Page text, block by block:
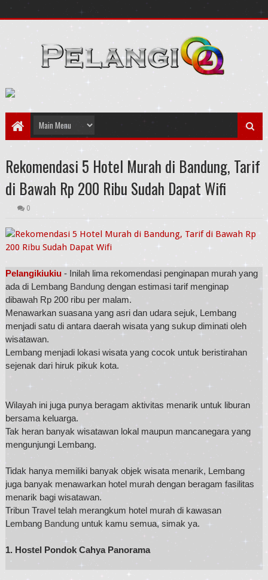
Rekomendasi 5 Hotel Murah di Bandung, Tarif
di Bawah Rp 200 Ribu Sudah Dapat Wifi
0
Pelangikiukiu - Inilah lima rekomendasi penginapan murah yang
ada di Lembang Bandungdengan estimasi tarif menginap
dibawah Rp 200 ribu per malam.
Menawarkan suasana yang asri dan udara sejuk, Lembang
menjadi satu di antara daerah wisata yang sukup diminati oleh
wisatawan.
Lembang menjadi lokasi wisata yang cocok untuk beristirahan
sejenak dari hiruk pikuk kota.
Wilayah ini juga punya beragam aktivitas menarik untuk liburan
bersama keluarga.
Tak heran banyak wisatawan lokal maupun mancanegara yang
mengunjungi Lembang.
Tidak hanya memiliki banyak objek wisata menarik, Lembang
juga banyak menawarkan hotel murah dengan beragam fasilitas
menarik bagi wisatawan.
Tribun Travel telah merangkum hotel murah di kawasan
Lembang Bandunguntuk kamu semua, simak ya.
1. Hostel Pondok Cahya Panorama